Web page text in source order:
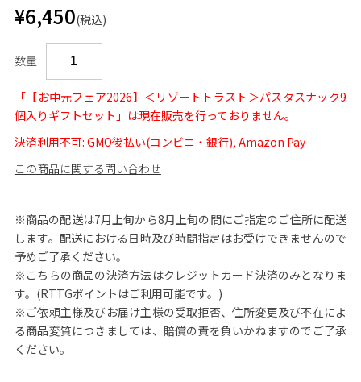
¥6,450(税込)
数量
「【お中元フェア2026】＜リゾートトラスト＞パスタスナック9
個入りギフトセット」は現在販売を行っておりません。
決済利用不可: GMO後払い(コンビニ・銀行), Amazon Pay
この商品に関する問い合わせ
※商品の配送は7月上旬から8月上旬の間にご指定のご住所に配送
します。配送における日時及び時間指定はお受けできませんので
予めご了承ください。
※こちらの商品の決済方法はクレジットカード決済のみとなりま
す。(RTTGポイントはご利用可能です。)
※ご依頼主様及びお届け主様の受取拒否、住所変更及び不在によ
る商品変質につきましては、賠償の責を負いかねますのでご了承
ください。